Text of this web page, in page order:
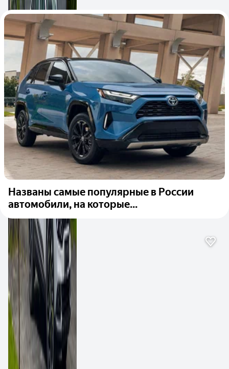
Названы самые популярные в России
автомобили, на которые...